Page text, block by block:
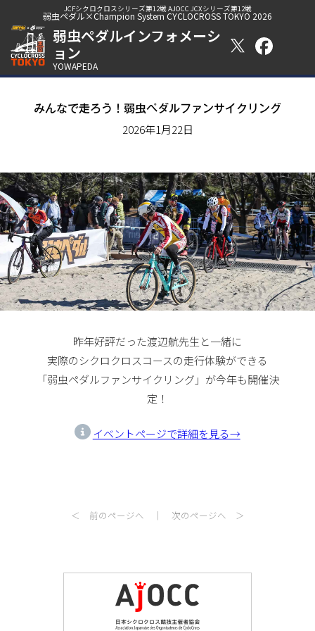
JCFシクロクロスシリーズ第12戦 AJOCC JCXシリーズ第12戦
弱虫ペダル×Champion System CYCLOCROSS TOKYO 2026
弱虫ペダルインフォメーシ
ョン
YOWAPEDA
みんなで走ろう！弱虫ペダルファンサイクリング
2026年1月22日
昨年好評だった渡辺航先生と一緒に
実際のシクロクロスコースの走行体験ができる
「弱虫ペダルファンサイクリング」が今年も開催決
定！
イベントページで詳細を見る→
＜ 前のページへ ｜ 次のページへ ＞